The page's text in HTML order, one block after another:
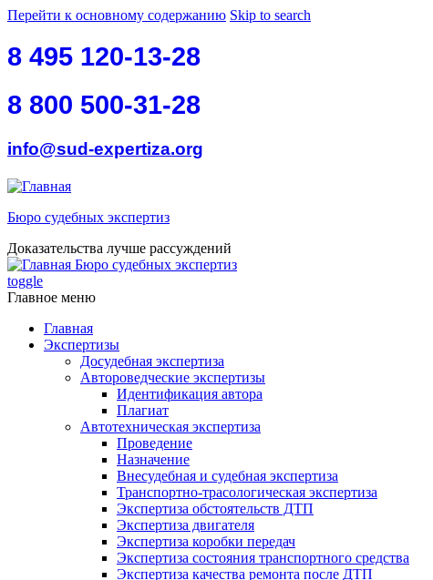
Перейти к основному содержанию Skip to search
8 495 120-13-28
8 800 500-31-28
info@sud-expertiza.org
Бюро судебных экспертиз
Доказательства лучше рассуждений
Бюро судебных экспертиз
toggle
Главное меню
Главная
Экспертизы
Досудебная экспертиза
Автороведческие экспертизы
Идентификация автора
Плагиат
Автотехническая экспертиза
Проведение
Назначение
Внесудебная и судебная экспертиза
Транспортно-трасологическая экспертиза
Экспертиза обстоятельств ДТП
Экспертиза двигателя
Экспертиза коробки передач
Экспертиза состояния транспортного средства
Экспертиза качества ремонта после ДТП